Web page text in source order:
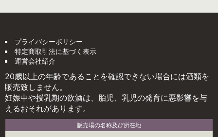
プライバシーポリシー
特定商取引法に基づく表示
運営会社紹介
20歳以上の年齢であることを確認できない場合には酒類を
販売致しません。
妊娠中や授乳期の飲酒は、胎児、乳児の発育に悪影響を与
えるおそれがあります。
販売場の名称及び所在地